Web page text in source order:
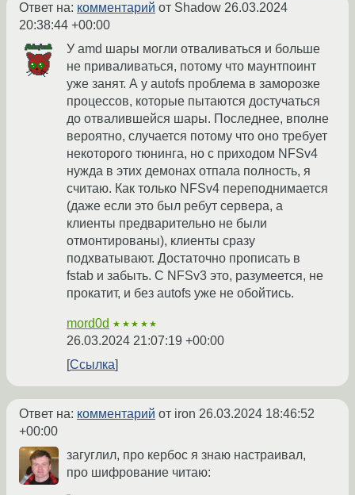
Ответ на: комментарий от Shadow 26.03.2024
20:38:44 +00:00
У amd шары могли отваливаться и больше
не приваливаться, потому что маунтпоинт
уже занят. А у autofs проблема в заморозке
процессов, которые пытаются достучаться
до отвалившейся шары. Последнее, вполне
вероятно, случается потому что оно требует
некоторого тюнинга, но с приходом NFSv4
нужда в этих демонах отпала полность, я
считаю. Как только NFSv4 переподнимается
(даже если это был ребут сервера, а
клиенты предварительно не были
отмонтированы), клиенты сразу
подхватывают. Достаточно прописать в
fstab и забыть. С NFSv3 это, разумеется, не
прокатит, и без autofs уже не обойтись.
mord0d ★★★★★
26.03.2024 21:07:19 +00:00
Ссылка
Ответ на: комментарий от iron 26.03.2024 18:46:52
+00:00
загуглил, про кербос я знаю настраивал,
про шифрование читаю: